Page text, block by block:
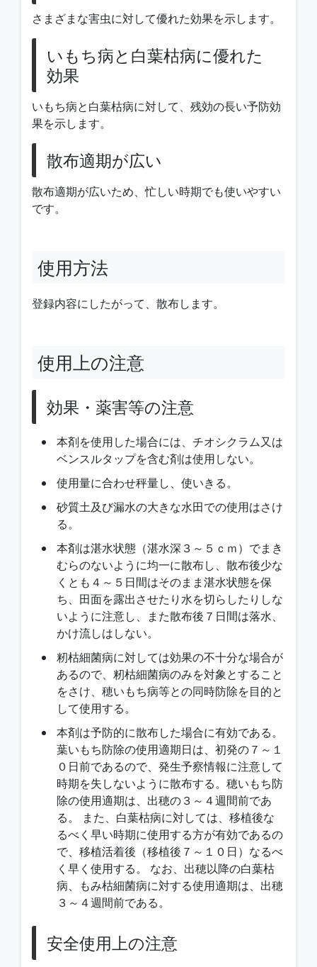
さまざまな害虫に対して優れた効果を示します。
いもち病と白葉枯病に優れた
効果
いもち病と白葉枯病に対して、残効の長い予防効
果を示します。
散布適期が広い
散布適期が広いため、忙しい時期でも使いやすい
です。
使用方法
登録内容にしたがって、散布します。
使用上の注意
効果・薬害等の注意
本剤を使用した場合には、チオシクラム又は
ベンスルタップを含む剤は使用しない。
使用量に合わせ秤量し、使いきる。
砂質土及び漏水の大きな水田での使用はさけ
る。
本剤は湛水状態（湛水深３～５ｃｍ）でまき
むらのないように均一に散布し、散布後少な
くとも４～５日間はそのまま湛水状態を保
ち、田面を露出させたり水を切らしたりしな
いように注意し、また散布後７日間は落水、
かけ流しはしない。
籾枯細菌病に対しては効果の不十分な場合が
あるので、籾枯細菌病のみを対象とすること
をさけ、穂いもち病等との同時防除を目的と
して使用する。
本剤は予防的に散布した場合に有効である。
葉いもち防除の使用適期日は、初発の７～１
０日前であるので、発生予察情報に注意して
時期を失しないように散布する。穂いもち防
除の使用適期は、出穂の３～４週間前であ
る。 また、白葉枯病に対しては、移植後な
るべく早い時期に使用する方が有効であるの
で、移植活着後（移植後７～１０日）なるべ
く早く使用する。 なお、出穂以降の白葉枯
病、もみ枯細菌病に対する使用適期は、出穂
３～４週間前である。
安全使用上の注意